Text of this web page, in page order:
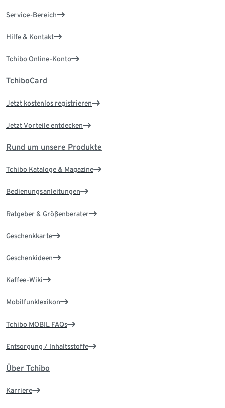
Service-Bereich
Hilfe & Kontakt
Tchibo Online-Konto
TchiboCard
Jetzt kostenlos registrieren
Jetzt Vorteile entdecken
Rund um unsere Produkte
Tchibo Kataloge & Magazine
Bedienungsanleitungen
Ratgeber & Größenberater
Geschenkkarte
Geschenkideen
Kaffee-Wiki
Mobilfunklexikon
Tchibo MOBIL FAQs
Entsorgung / Inhaltsstoffe
Über Tchibo
Karriere